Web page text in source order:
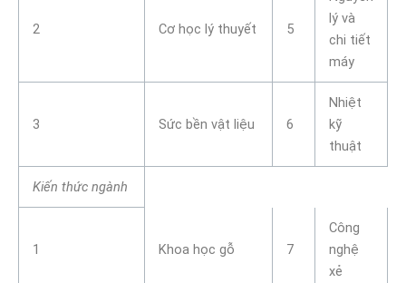
2 Cơ học lý thuyết 5
lý và
chi tiết
máy
3 Sức bền vật liệu 6
Nhiệt
kỹ
thuật
Kiến thức ngành
1 Khoa học gỗ 7
Công
nghệ
xẻ